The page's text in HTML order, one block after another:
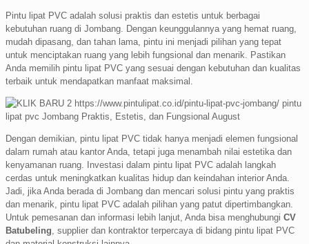
Pintu lipat PVC adalah solusi praktis dan estetis untuk berbagai
kebutuhan ruang di Jombang. Dengan keunggulannya yang hemat ruang,
mudah dipasang, dan tahan lama, pintu ini menjadi pilihan yang tepat
untuk menciptakan ruang yang lebih fungsional dan menarik. Pastikan
Anda memilih pintu lipat PVC yang sesuai dengan kebutuhan dan kualitas
terbaik untuk mendapatkan manfaat maksimal.
Dengan demikian, pintu lipat PVC tidak hanya menjadi elemen fungsional
dalam rumah atau kantor Anda, tetapi juga menambah nilai estetika dan
kenyamanan ruang. Investasi dalam pintu lipat PVC adalah langkah
cerdas untuk meningkatkan kualitas hidup dan keindahan interior Anda.
Jadi, jika Anda berada di Jombang dan mencari solusi pintu yang praktis
dan menarik, pintu lipat PVC adalah pilihan yang patut dipertimbangkan.
Untuk pemesanan dan informasi lebih lanjut, Anda bisa menghubungi CV
Batubeling, supplier dan kontraktor terpercaya di bidang pintu lipat PVC